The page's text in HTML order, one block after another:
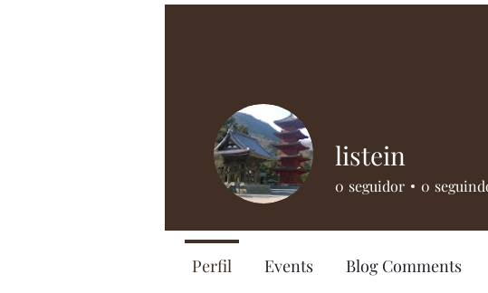
listein
0 seguidor 0
Perfil Events Blog Comments